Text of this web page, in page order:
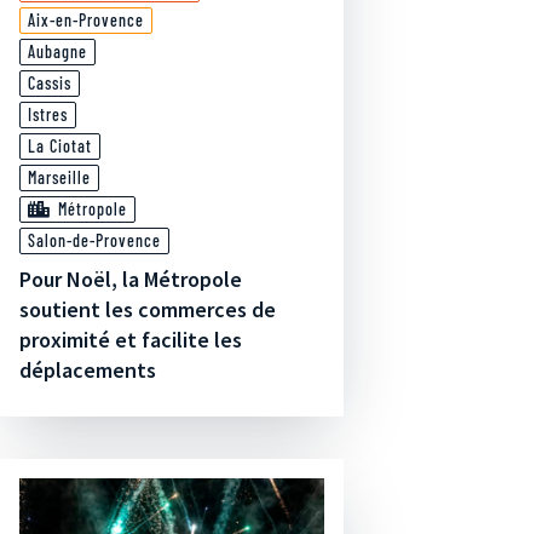
Aix-en-Provence
Aubagne
Cassis
Istres
La Ciotat
Marseille
Métropole
Salon-de-Provence
Pour Noël, la Métropole
soutient les commerces de
proximité et facilite les
déplacements